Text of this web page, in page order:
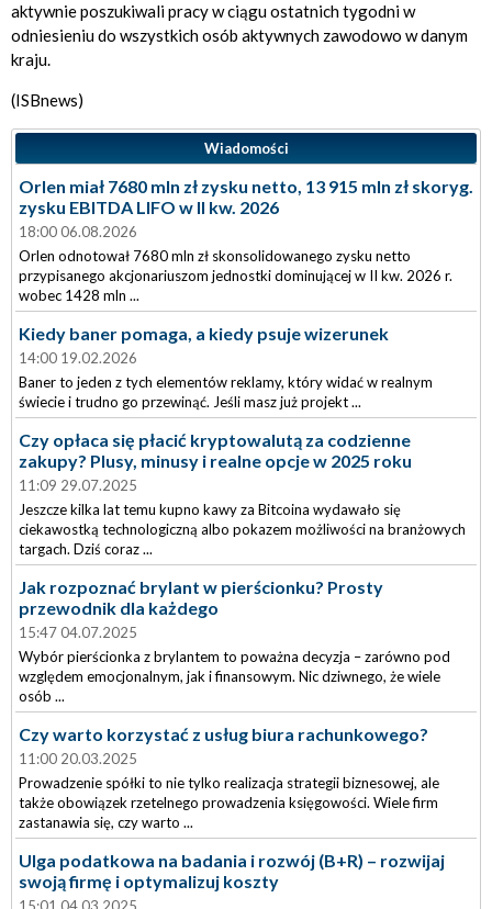
aktywnie poszukiwali pracy w ciągu ostatnich tygodni w
odniesieniu do wszystkich osób aktywnych zawodowo w danym
kraju.
(ISBnews)
Wiadomości
Orlen miał 7680 mln zł zysku netto, 13 915 mln zł skoryg.
zysku EBITDA LIFO w II kw. 2026
18:00 06.08.2026
Orlen odnotował 7680 mln zł skonsolidowanego zysku netto
przypisanego akcjonariuszom jednostki dominującej w II kw. 2026 r.
wobec 1428 mln ...
Kiedy baner pomaga, a kiedy psuje wizerunek
14:00 19.02.2026
Baner to jeden z tych elementów reklamy, który widać w realnym
świecie i trudno go przewinąć. Jeśli masz już projekt ...
Czy opłaca się płacić kryptowalutą za codzienne
zakupy? Plusy, minusy i realne opcje w 2025 roku
11:09 29.07.2025
Jeszcze kilka lat temu kupno kawy za Bitcoina wydawało się
ciekawostką technologiczną albo pokazem możliwości na branżowych
targach. Dziś coraz ...
Jak rozpoznać brylant w pierścionku? Prosty
przewodnik dla każdego
15:47 04.07.2025
Wybór pierścionka z brylantem to poważna decyzja – zarówno pod
względem emocjonalnym, jak i finansowym. Nic dziwnego, że wiele
osób ...
Czy warto korzystać z usług biura rachunkowego?
11:00 20.03.2025
Prowadzenie spółki to nie tylko realizacja strategii biznesowej, ale
także obowiązek rzetelnego prowadzenia księgowości. Wiele firm
zastanawia się, czy warto ...
Ulga podatkowa na badania i rozwój (B+R) – rozwijaj
swoją firmę i optymalizuj koszty